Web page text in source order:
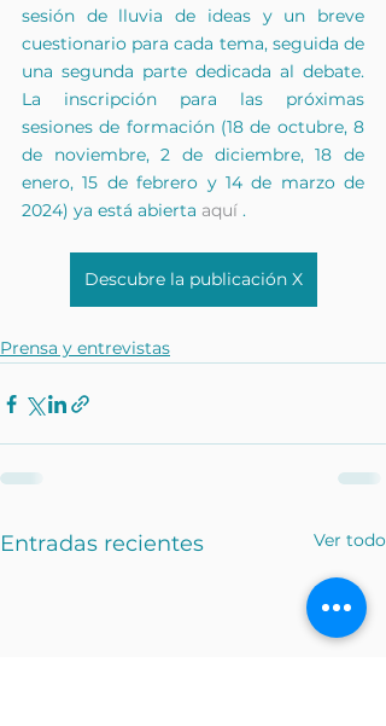
sesión de lluvia de ideas y un breve
cuestionario para cada tema, seguida de
una segunda parte dedicada al debate.
La inscripción para las próximas
sesiones de formación (18 de octubre, 8
de noviembre, 2 de diciembre, 18 de
enero, 15 de febrero y 14 de marzo de
2024) ya está abierta aquí .
Descubre la publicación X
Prensa y entrevistas
Entradas recientes Ver todo